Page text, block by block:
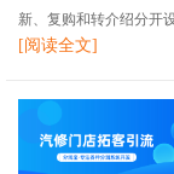
新、复购和转介绍分开
[阅读全文]